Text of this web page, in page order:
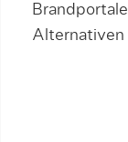
Alternativen